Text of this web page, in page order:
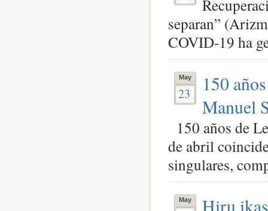
separan”
COVID-19 ha
May
23
150
Manuel
150 años de
de abril
singulares,
May Hiru